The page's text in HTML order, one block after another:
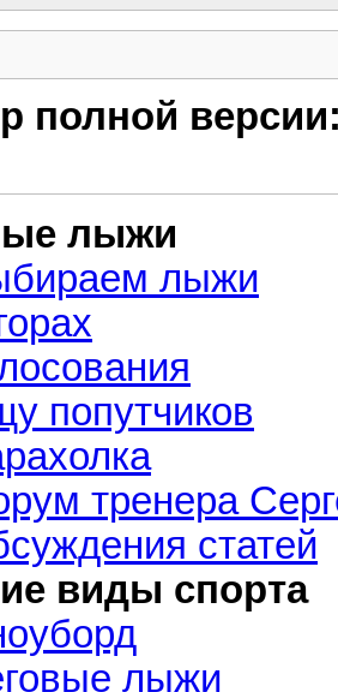
полной
лыжи
лыжи
попутчиков
тренера
статей
виды спорта
лыжи